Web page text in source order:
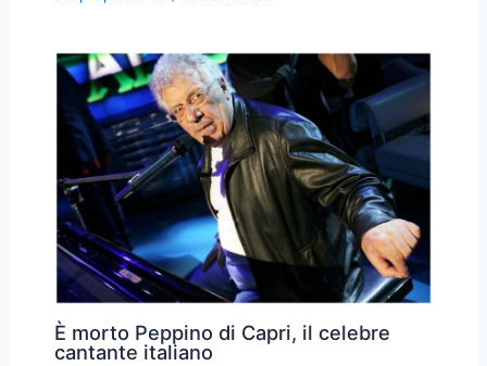
È morto Peppino di Capri, il celebre
cantante italiano